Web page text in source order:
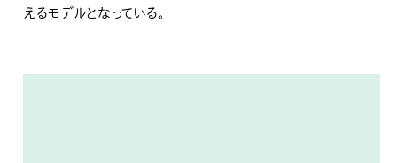
えるモデルとなっている。